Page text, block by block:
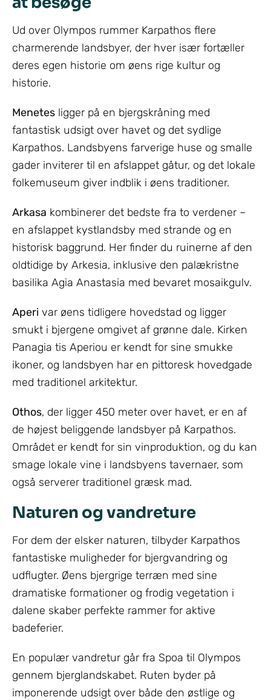
Ud over Olympos rummer Karpathos flere
charmerende landsbyer, der hver især fortæller
deres egen historie om øens rige kultur og
historie.
Menetes ligger på en bjergskråning med
fantastisk udsigt over havet og det sydlige
Karpathos. Landsbyens farverige huse og smalle
gader inviterer til en afslappet gåtur, og det lokale
folkemuseum giver indblik i øens traditioner.
Arkasa kombinerer det bedste fra to verdener –
en afslappet kystlandsby med strande og en
historisk baggrund. Her finder du ruinerne af den
oldtidige by Arkesia, inklusive den palækristne
basilika Agia Anastasia med bevaret mosaikgulv.
Aperi var øens tidligere hovedstad og ligger
smukt i bjergene omgivet af grønne dale. Kirken
Panagia tis Aperiou er kendt for sine smukke
ikoner, og landsbyen har en pittoresk hovedgade
med traditionel arkitektur.
Othos, der ligger 450 meter over havet, er en af
de højest beliggende landsbyer på Karpathos.
Området er kendt for sin vinproduktion, og du kan
smage lokale vine i landsbyens tavernaer, som
også serverer traditionel græsk mad.
Naturen og vandreture
For dem der elsker naturen, tilbyder Karpathos
fantastiske muligheder for bjergvandring og
udflugter. Øens bjergrige terræn med sine
dramatiske formationer og frodig vegetation i
dalene skaber perfekte rammer for aktive
badeferier.
En populær vandretur går fra Spoa til Olympos
gennem bjerglandskabet. Ruten byder på
imponerende udsigt over både den østlige og